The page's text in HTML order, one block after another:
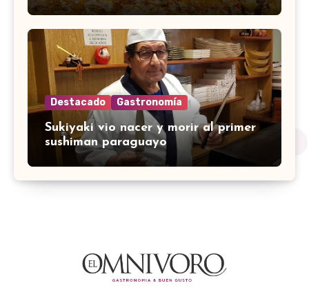
Destacado Gastronomía
Sukiyaki vio nacer y morir al primer
sushiman paraguayo